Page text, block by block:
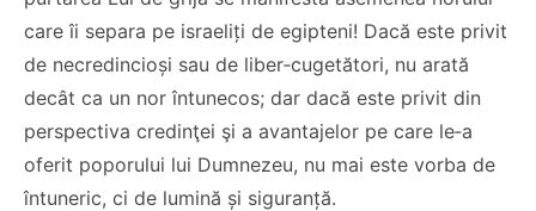
care îi separa pe israeliți de egipteni! Dacă este privit
de necredincioși sau de liber‑cugetători, nu arată
decât ca un nor întunecos; dar dacă este privit din
perspectiva credinţei şi a avantajelor pe care le‑a
oferit poporului lui Dumnezeu, nu mai este vorba de
întuneric, ci de lumină și siguranță.